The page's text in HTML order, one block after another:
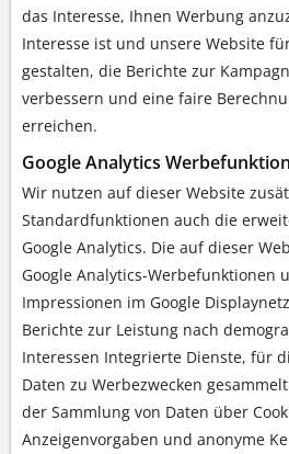
das Interesse, Ihnen Werbung
Interesse ist und unsere Website
gestalten, die Berichte zur
verbessern und eine faire
erreichen.
Google Analytics Werbefunktion
Wir nutzen auf dieser Website
Standardfunktionen auch die
Google Analytics. Die auf dieser
Google Analytics-Werbefunktionen
Impressionen im Google
Berichte zur Leistung nach
Interessen Integrierte Dienste, für
Daten zu Werbezwecken
der Sammlung von Daten über
Anzeigenvorgaben und anonyme